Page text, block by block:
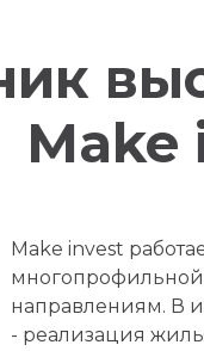
Make
Make invest
многопрофильной
направлениям. В
- реализация